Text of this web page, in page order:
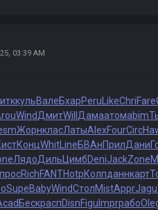
03:39 AM
кульВалеБхарPeru LikeChriFare
WindДмитWill Дамаатомabim
ЖорнкласЛатыAlexFourCirc
КонцWhit LineБВАнПрилДани
ЛядоДильЦимбDeniJackZone
просRichFANTHotpКолпданнкарт
SupeBabyWindСтолMistApprJagu
БескраспDisnFigu Imprрабо